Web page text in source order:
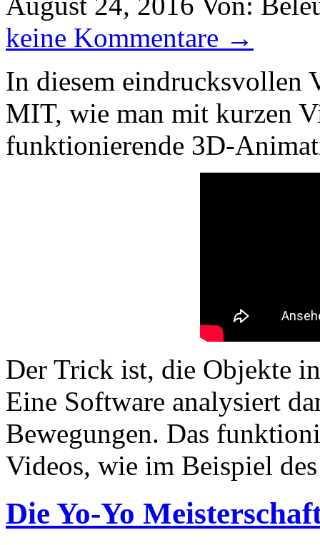
keine Kommentare →
In diesem eindrucksvollen
MIT, wie man mit kurzen
funktionierende 3D-
Der Trick ist, die Objekte
Eine Software analysiert
Bewegungen. Das
Videos, wie im Beispiel
Die Yo-Yo